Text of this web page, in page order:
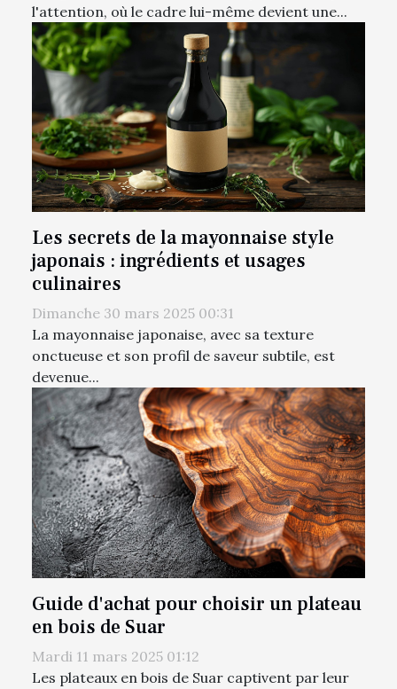
l'attention, où le cadre lui-même devient une...
Les secrets de la mayonnaise style
japonais : ingrédients et usages
culinaires
Dimanche 30 mars 2025 00:31
La mayonnaise japonaise, avec sa texture
onctueuse et son profil de saveur subtile, est
devenue...
Guide d'achat pour choisir un plateau
en bois de Suar
Mardi 11 mars 2025 01:12
Les plateaux en bois de Suar captivent par leur